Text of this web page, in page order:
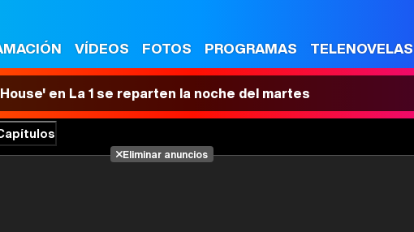
VÍDEOS FOTOS PROGRAMAS TELENOVELAS
en La 1 se reparten la noche del martes
Eliminar anuncios